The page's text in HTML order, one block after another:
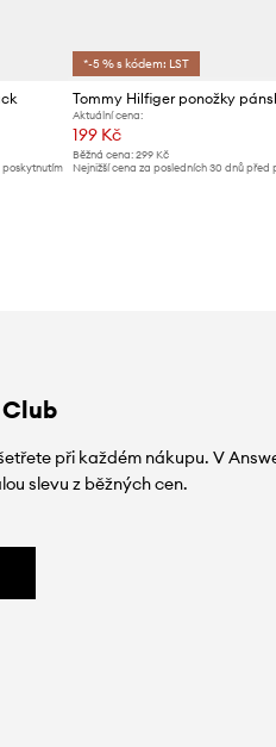
poskytnutím
*-5 % s kódem: LST
Aktuální cena:
199 Kč
Běžná cena:299 Kč
Nejnižší cena za posledních 30 dnů před
při každém nákupu. V
slevu z běžných cen.